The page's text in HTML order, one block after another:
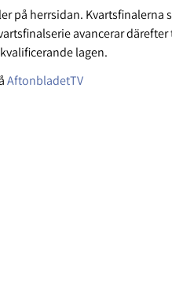
på herrsidan.
avancerar
lagen.
AftonbladetTV